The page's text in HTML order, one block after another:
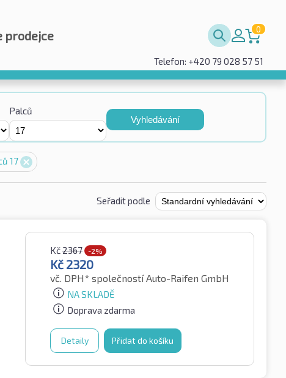
prodejce 0
Telefon: +420 79 028 57 51
Palců
Vyhledávání
17
Seřadit podle
Kč2367 -2%
Kč 2320
vč. DPH* společností Auto-Raifen GmbH
NA SKLADĚ
Doprava zdarma
Detaily Přidat do košíku